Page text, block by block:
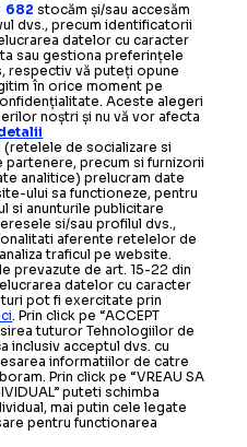
682 stocăm și/sau accesăm
dvs., precum identificatorii
datelor cu caracter
sau gestiona preferințele
respectiv vă puteți opune
în orice moment pe
Aceste alegeri
noștri și nu vă vor afecta
de socializare si
precum si furnizorii
analitice) prelucram date
ului sa functioneze, pentru
si anunturile publicitare
si/sau profilul dvs.,
aferente retelelor de
traficul pe website.
prevazute de art. 15-22 din
datelor cu caracter
pot fi exercitate prin
. Prin click pe “ACCEPT
tuturor Tehnologiilor de
inclusiv acceptul dvs. cu
informatiilor de catre
Prin click pe “VREAU SA
puteti schimba
mai putin cele legate
pentru functionarea